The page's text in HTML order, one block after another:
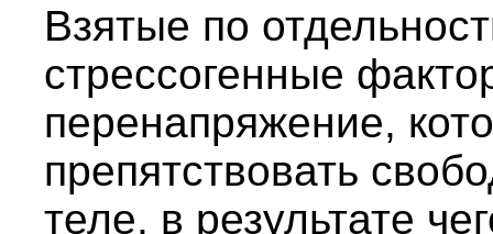
Взятые по
стрессогенные
перенапряжение,
препятствовать
теле, в результате